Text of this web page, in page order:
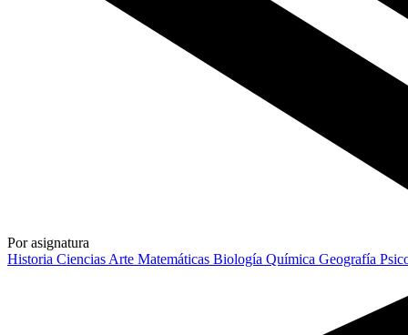
Por asignatura
Historia Ciencias Arte Matemáticas Biología Química Geografía